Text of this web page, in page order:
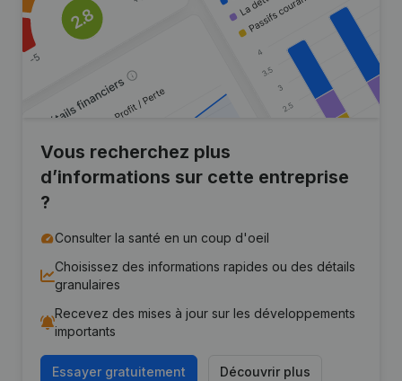
Vous recherchez plus
d’informations sur cette entreprise
?
Consulter la santé en un coup d'oeil
Choisissez des informations rapides ou des détails
granulaires
Recevez des mises à jour sur les développements
importants
Essayer gratuitement Découvrir plus